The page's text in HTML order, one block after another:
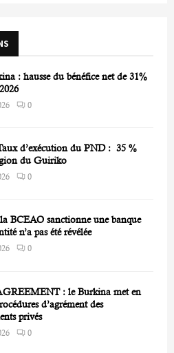
: hausse du bénéfice net de 31%
0
d’exécution du PND : 35 %
du Guiriko
0
BCEAO sanctionne une banque
n’a pas été révélée
0
: le Burkina met en
d’agrément des
privés
0